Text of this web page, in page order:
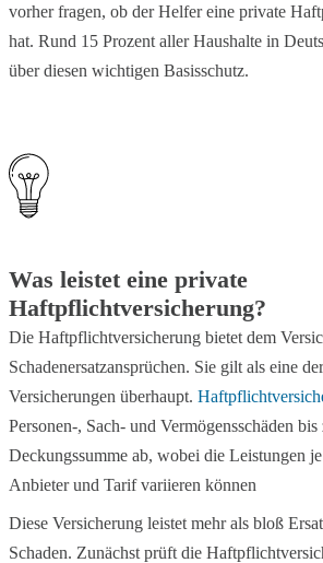
vorher fragen, ob der Helfer eine private
hat. Rund 15 Prozent aller Haushalte in
über diesen wichtigen Basisschutz.
Was leistet eine private
Haftpflichtversicherung?
Die Haftpflichtversicherung bietet dem
Schadenersatzansprüchen. Sie gilt als eine
Versicherungen überhaupt.
Personen-, Sach- und Vermögensschäden
Deckungssumme ab, wobei die Leistungen
Anbieter und Tarif variieren können
Diese Versicherung leistet mehr als bloß
Schaden. Zunächst prüft die